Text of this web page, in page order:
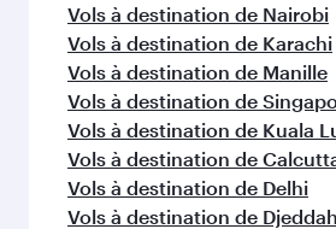
Vols à destination de Nairobi
Vols à destination de Karachi
Vols à destination de Manille
Vols à destination de
Vols à destination de Kuala
Vols à destination de
Vols à destination de Delhi
Vols à destination de Djeddah